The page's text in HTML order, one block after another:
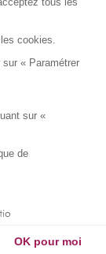
au vendredi de
cookies.
« Paramétrer
sur «
de
OK pour moi